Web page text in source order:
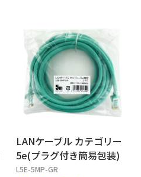
LANケーブル カテゴリー
5e(プラグ付き簡易包装)
L5E-5MP-GR